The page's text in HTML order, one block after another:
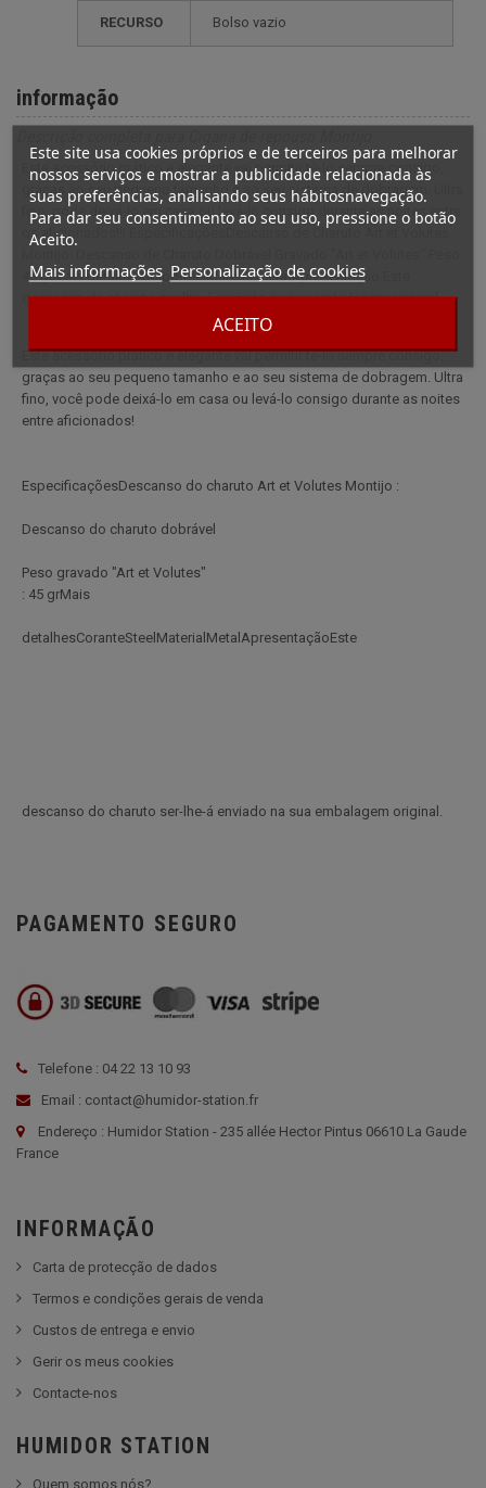
Este site usa cookies próprios e de terceiros para melhorar
nossos serviços e mostrar a publicidade relacionada às
suas preferências, analisando seus hábitosnavegação.
Para dar seu consentimento ao seu uso, pressione o botão
Aceito.
Mais informações Personalização de cookies
ACEITO
RECURSO bolso vazio
informação
Este acessório prático e elegante vai permitir tê-lo sempre consigo,
graças ao seu pequeno tamanho e ao seu sistema de dobragem. Ultra
fino, pode deixá-lo em casa ou levá-lo consigo durante as noites entre
os aficionados!!! EspecificaçõesDescanso de Charuto Art et Volutes
45 grMais detalhesColorSteelMaterialMetalApresentação Este
descanso de charuto ser-lhe-á enviado na sua embalagem original.
Este acessório prático e elegante vai permitir tê-lo sempre consigo,
graças ao seu pequeno tamanho e ao seu sistema de dobragem. Ultra
fino, você pode deixá-lo em casa ou levá-lo consigo durante as noites
entre aficionados!
EspecificaçõesDescanso do charuto Art et Volutes Montijo :
Descanso do charuto dobrável
Peso gravado "Art et Volutes"
: 45 grMais
detalhesCoranteSteelMaterialMetalApresentaçãoEste
descanso do charuto ser-lhe-á enviado na sua embalagem original.
PAGAMENTO SEGURO
Telefone : 04 22 13 10 93
Email : contact@humidor-station.fr
Endereço : Humidor Station - 235 allée Hector Pintus 06610 La Gaude
France
INFORMAÇÃO
Carta de protecção de dados
Termos e condições gerais de venda
Custos de entrega e envio
Gerir os meus cookies
Contacte-nos
HUMIDOR STATION
Quem somos nós?